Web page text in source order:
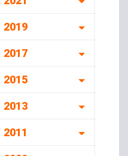
2019
2017
2015
2013
2011